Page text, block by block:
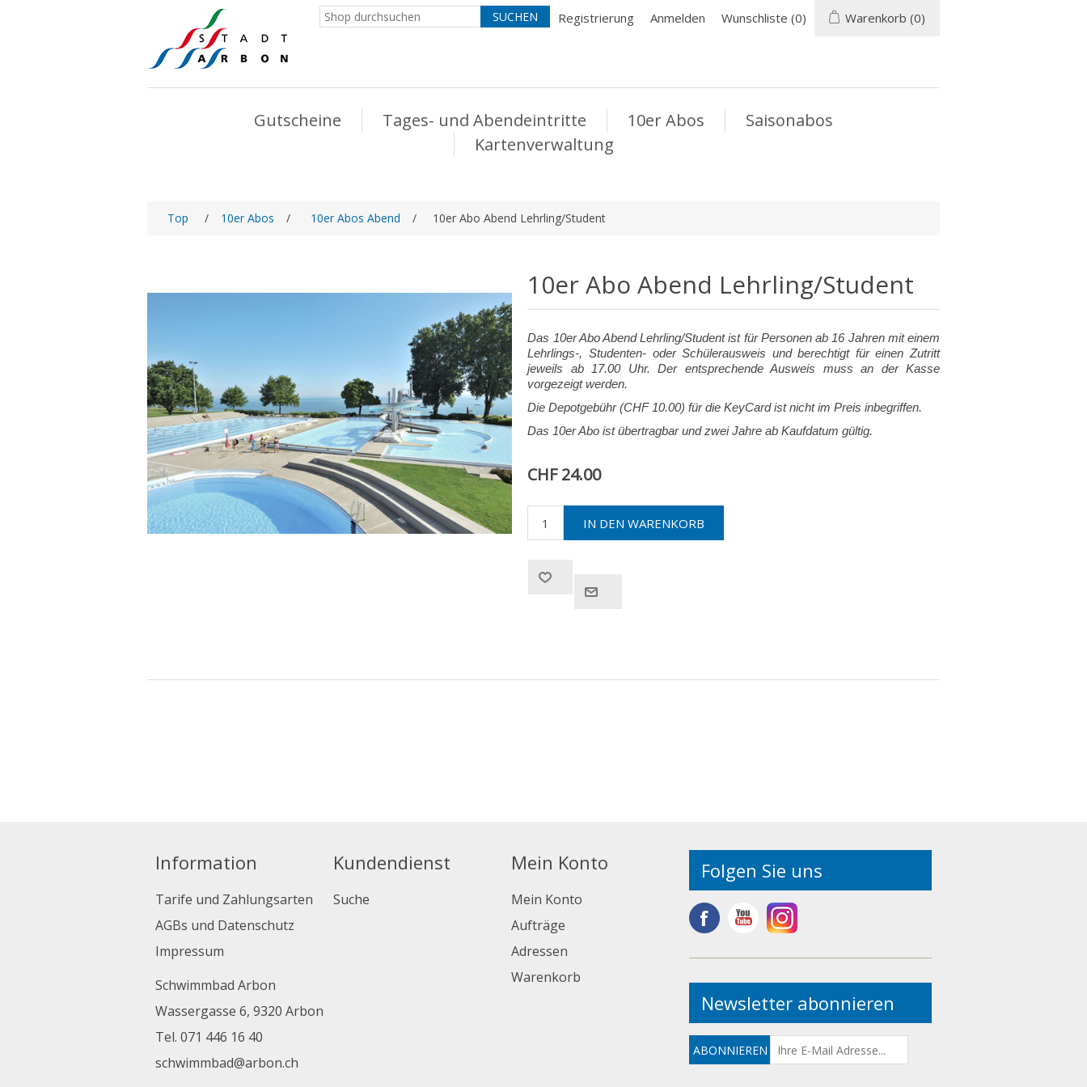
Registrierung Anmelden Wunschliste (0) Warenkorb (0)
Gutscheine Tages- und Abendeintritte 10er Abos
Saisonabos
Kartenverwaltung
Top / 10er Abos / 10er Abos Abend / 10er Abo Abend Lehrling/Student
10er Abo Abend Lehrling/Student
Das 10er Abo Abend Lehrling/Student ist für Personen ab 16 Jahren mit einem
Lehrlings-, Studenten- oder Schülerausweis und berechtigt für einen Zutritt
jeweils ab 17.00 Uhr. Der entsprechende Ausweis muss an der Kasse
vorgezeigt werden.
Die Depotgebühr (CHF 10.00) für die KeyCard ist nicht im Preis inbegriffen.
Das 10er Abo ist übertragbar und zwei Jahre ab Kaufdatum gültig.
CHF 24.00
Information
Tarife und Zahlungsarten
AGBs und Datenschutz
Impressum
Schwimmbad Arbon
Wassergasse 6, 9320 Arbon
Tel. 071 446 16 40
schwimmbad@arbon.ch
Kundendienst
Suche
Mein Konto
Mein Konto
Aufträge
Adressen
Warenkorb
Folgen Sie uns
Newsletter abonnieren